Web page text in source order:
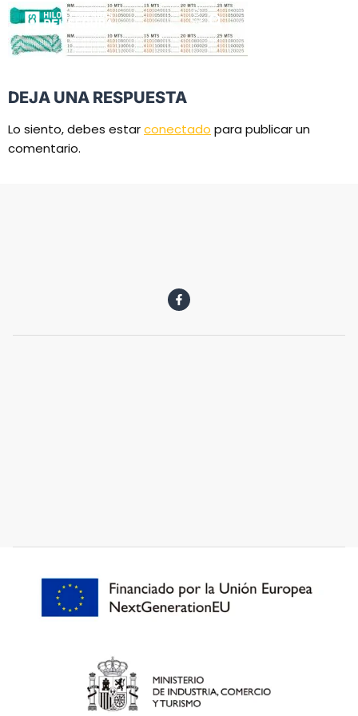
DEJA UNA RESPUESTA
Lo siento, debes estarconectado para publicar un
comentario.